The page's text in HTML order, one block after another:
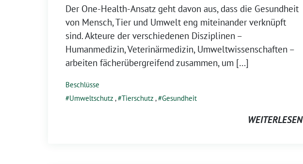
Der One-Health-Ansatz geht davon aus, dass die Gesundheit
von Mensch, Tier und Umwelt eng miteinander verknüpft
sind. Akteure der verschiedenen Disziplinen –
Humanmedizin, Veterinärmedizin, Umweltwissenschaften –
arbeiten fächerübergreifend zusammen, um […]
Beschlüsse
Umweltschutz , Tierschutz , Gesundheit
WEITERLESEN